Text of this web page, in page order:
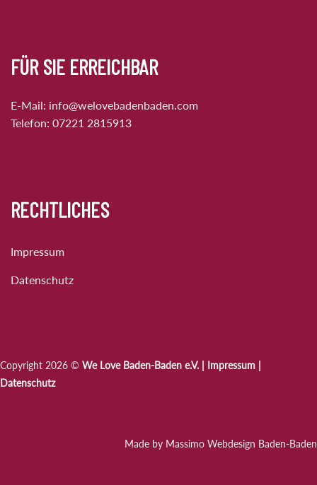
FÜR SIE ERREICHBAR
E-Mail: info@welovebadenbaden.com
Telefon: 07221 2815913
RECHTLICHES
Impressum
Datenschutz
Copyright 2026 © We Love Baden-Baden e.V. | Impressum
Datenschutz
Made by Massimo Webdesign Baden-Baden